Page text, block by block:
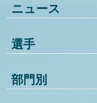
ニュース
選手
部門別